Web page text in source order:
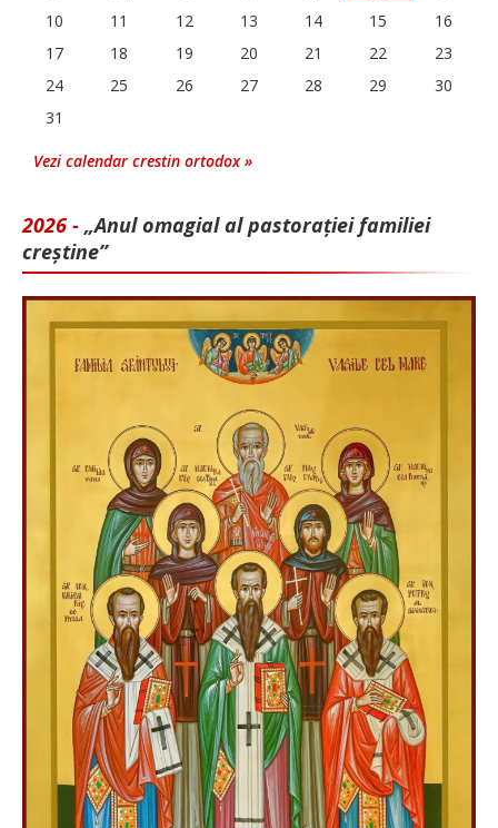
10
11 12 13 14 15
16
17
18 19 20 21 22
23
24
25 26 27 28 29
30
31
Vezi calendar crestin ortodox »
2026 - „Anul omagial al pastorației familiei
creștine”